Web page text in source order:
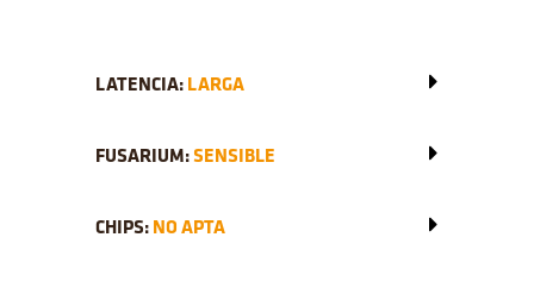
LATENCIA:LARGA
FUSARIUM:SENSIBLE
CHIPS:NO APTA